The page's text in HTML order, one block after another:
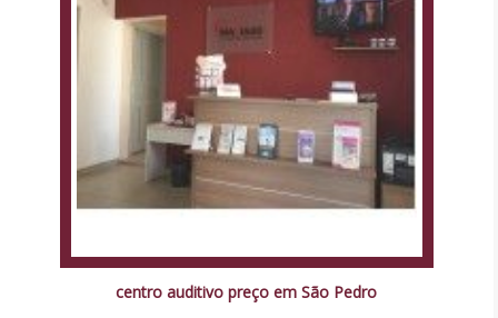
centro auditivo preço em São Pedro